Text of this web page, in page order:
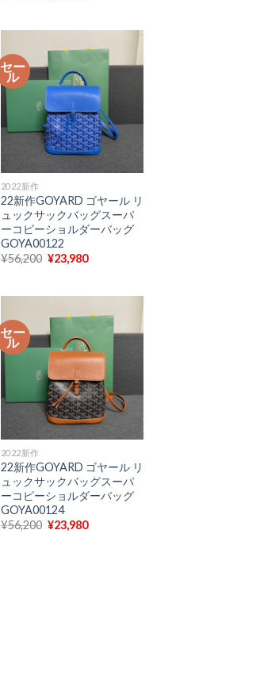
¥56,200
で
し
た。
は
¥23,980
セー
ル
2022新作
22新作GOYARD ゴヤール リ
ュックサックバッグスーパ
ーコピーショルダーバッグ
GOYA00122
¥56,200 元
¥56,200
で
し
た。
¥23,980現
は
¥23,980
す。
セー
ル
2022新作
22新作GOYARD ゴヤール リ
ュックサックバッグスーパ
ーコピーショルダーバッグ
GOYA00124
¥56,200 元
¥23,980現